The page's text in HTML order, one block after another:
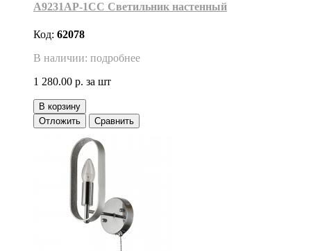
A9231AP-1CC Светильник настенный
Код: 62078
В наличии: подробнее
1 280.00 р. за шт
В корзину
Отложить
Сравнить